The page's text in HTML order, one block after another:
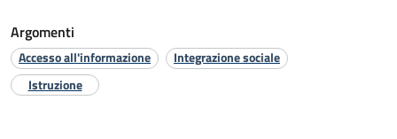
Argomenti
Accesso all'informazione
Integrazione sociale
Istruzione